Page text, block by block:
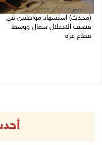
(محدث) استشهاد مواطنين في
قصف الاحتلال شمال ووسط
قطاع غزة